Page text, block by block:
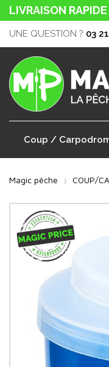
LIVRAISON RAPIDE
UNE QUESTION ? 03
Coup /
Magic pêche COUP/